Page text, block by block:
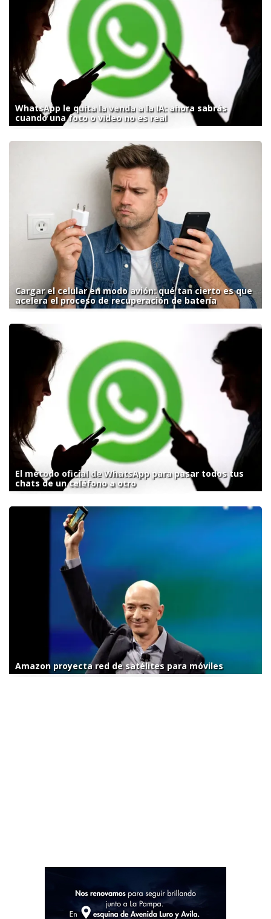
WhatsApp le quita la venda a la IA: ahora sabrás
cuando una foto o video no es real
Cargar el celular en modo avión: qué tan cierto es que
acelera el proceso de recuperación de batería
El método oficial de WhatsApp para pasar todos tus
chats de un teléfono a otro
Amazon proyecta red de satélites para móviles